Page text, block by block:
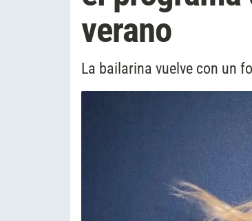
verano
La bailarina vuelve con un